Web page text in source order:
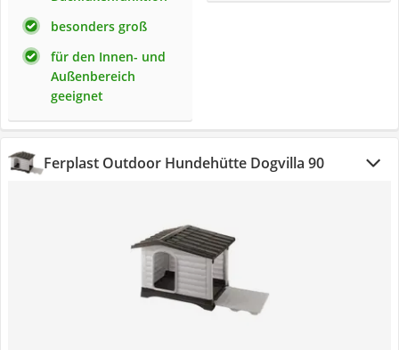
besonders groß
für den Innen- und
Außenbereich
geeignet
Ferplast Outdoor Hundehütte Dogvilla 90